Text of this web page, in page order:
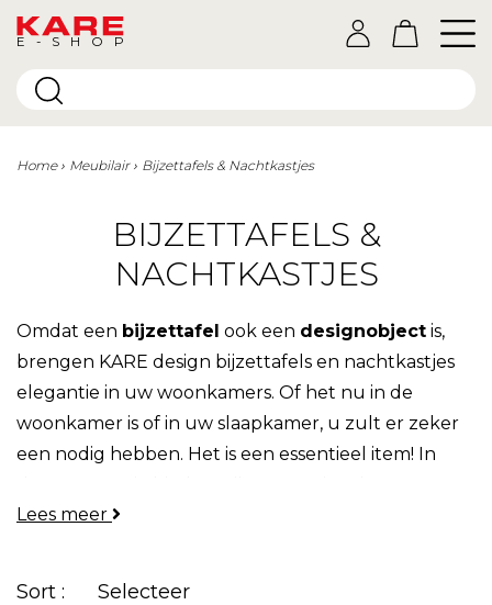
E-SHOP
Home Meubilair Bijzettafels & Nachtkastjes
BIJZETTAFELS &
NACHTKASTJES
Omdat een bijzettafel ook een designobject is,
brengen KARE design bijzettafels en nachtkastjes
elegantie in uw woonkamers. Of het nu in de
woonkamer is of in uw slaapkamer, u zult er zeker
een nodig hebben. Het is een essentieel item! In
eigentijdse designmodellen
Lees meer
Sort : Selecteer